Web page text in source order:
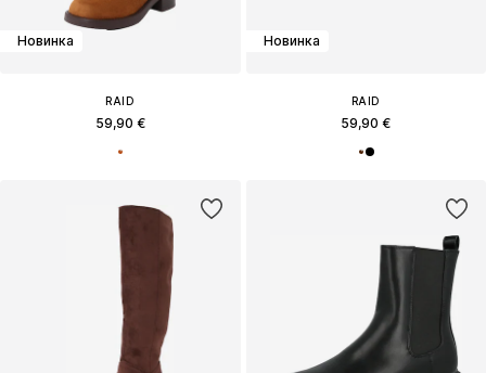
Новинка
RAID
59,90 €
Новинка
RAID
59,90 €